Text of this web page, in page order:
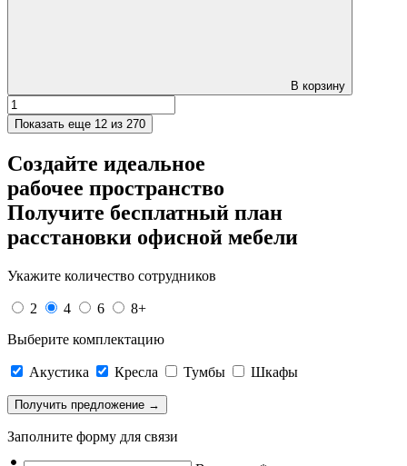
В корзину
Показать еще 12 из 270
Создайте идеальное
рабочее пространство
Получите бесплатный план
расстановки офисной мебели
Укажите количество сотрудников
2 4 6
8+
Выберите комплектацию
Акустика Кресла Тумбы Шкафы
Заполните форму для связи